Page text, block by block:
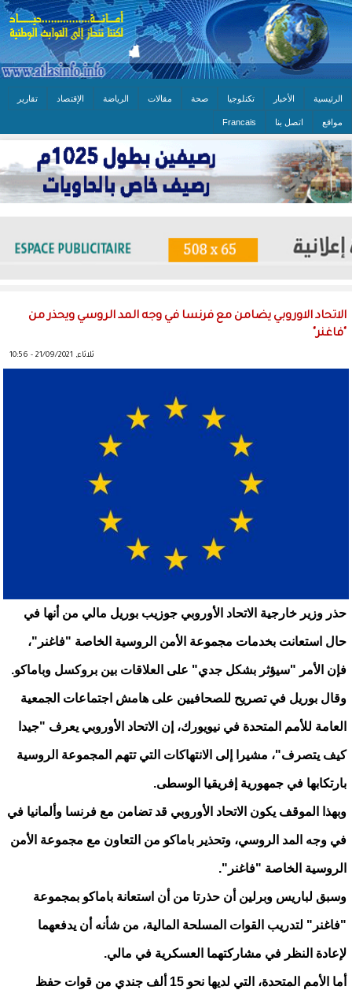
الرئيسية الأخبار تكنلوجيا صحة مقالات الرياضة الإقتصاد تقارير
مواقع اتصل بنا Francais
الاتحاد الاوروبي يضامن مع فرنسا في وجه المد الروسي ويحذر من
"فاغنر"
ثلاثاء, 21/09/2021 - 10:56
حذر وزير خارجية الاتحاد الأوروبي جوزيب بوريل مالي من أنها في
حال استعانت بخدمات مجموعة الأمن الروسية الخاصة "فاغنر"،
فإن الأمر "سيؤثر بشكل جدي" على العلاقات بين بروكسل وباماكو.
وقال بوريل في تصريح للصحافيين على هامش اجتماعات الجمعية
العامة للأمم المتحدة في نيويورك، إن الاتحاد الأوروبي يعرف "جيدا
كيف يتصرف"، مشيرا إلى الانتهاكات التي تتهم المجموعة الروسية
بارتكابها في جمهورية إفريقيا الوسطى.
وبهذا الموقف يكون الاتحاد الأوروبي قد تضامن مع فرنسا وألمانيا في
في وجه المد الروسي، وتحذير باماكو من التعاون مع مجموعة الأمن
الروسية الخاصة "فاغنر".
وسبق لباريس وبرلين أن حذرتا من أن استعانة باماكو بمجموعة
"فاغنر" لتدريب القوات المسلحة المالية، من شأنه أن يدفعهما
لإعادة النظر في مشاركتهما العسكرية في مالي.
أما الأمم المتحدة، التي لديها نحو 15 ألف جندي من قوات حفظ